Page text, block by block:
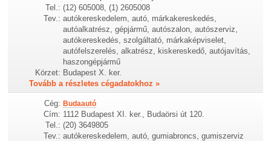
Tel.: (12) 605008, (1) 2605008
Tev.: autókereskedelem, autó, márkakereskedés,
autóalkatrész, gépjármű, autószalon, autószerviz,
autókereskedés, szolgáltató, márkaképviselet,
autófelszerelés, alkatrész, kiskereskedő, autójavítás,
haszongépjármű
Körzet: Budapest X. ker.
Tovább a részletes cégadatokhoz »
Cég: Budaautó
Cím: 1112 Budapest XI. ker., Budaörsi út 120.
Tel.: (20) 3649805
Tev.: autókereskedelem, autó, gumiabroncs, gumiszerviz